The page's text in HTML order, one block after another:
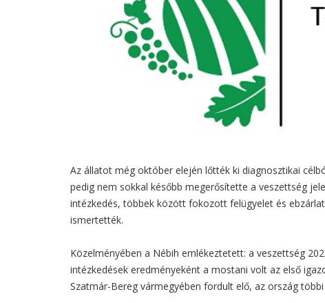
Az állatot még október elején lőtték ki diagnosztikai
pedig nem sokkal később megerősítette a veszettség
intézkedés, többek között fokozott felügyelet és
ismertették.
Közelményében a Nébih emlékeztetett: a veszettség
intézkedések eredményeként a mostani volt az első
Szatmár-Bereg vármegyében fordult elő, az ország